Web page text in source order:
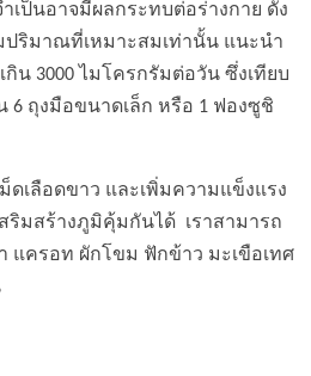
เป็นอาจมีผลกระทบต่อร่างกาย ดัง
ริมาณที่เหมาะสมเท่านั้น แนะนำ
น 3000 ไมโครกรัมต่อวัน ซึ่งเทียบ
6 ถุงมือขนาดเล็ก หรือ 1 ฟองซูชิ
ดเลือดขาว และเพิ่มความแข็งแรง
ริมสร้างภูมิคุ้มกันได้ เราสามารถ
แครอท ผักโขม ฟักข้าว มะเขือเทศ